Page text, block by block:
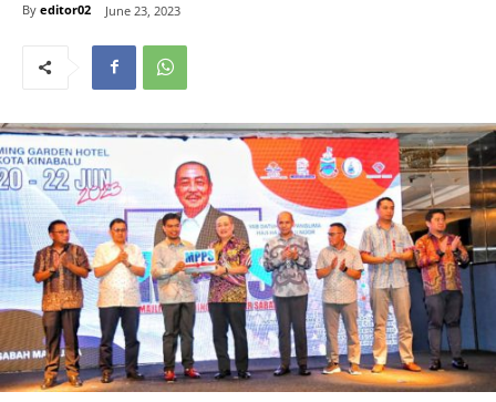
By editor02 June 23, 2023